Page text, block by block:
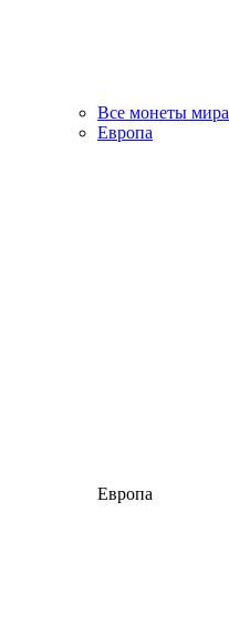
Все монеты мира
Европа
Европа